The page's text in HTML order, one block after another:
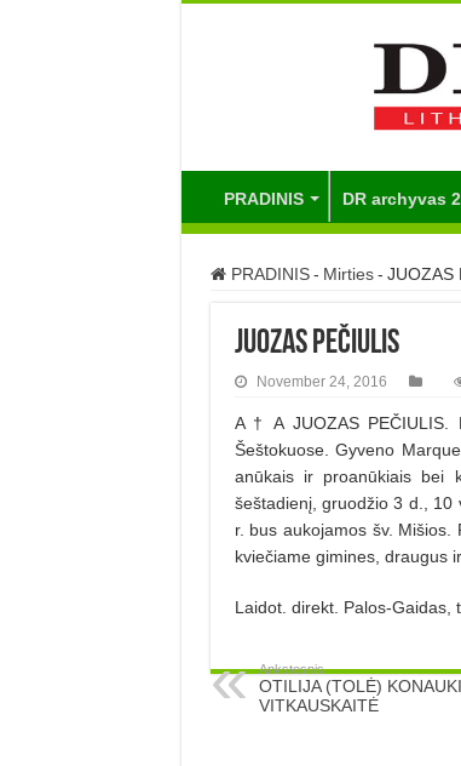
PRADINIS DR archyvas
PRADINIS - Mirties - JUOZAS
JUOZAS PEČIULIS
November 24, 2016
A † A JUOZAS
Šeštokuose. Gyveno
anūkais ir proanūkiais bei
šeštadienį, gruodžio 3 d., 10
r. bus aukojamos šv.
kviečiame gimines, draugus
Laidot. direkt. Palos-Gaidas,
Ankstesnis
OTILIJA (TOLĖ)
VITKAUSKAITĖ